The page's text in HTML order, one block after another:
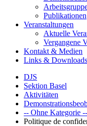
Publikationen
Veranstaltungen
Aktuelle
Vergangene
Kontakt & Medien
Links & Downloads
DJS
Sektion Basel
Aktivitäten
-- Ohne Kategorie --
Politique de